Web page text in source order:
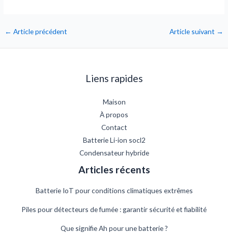
← Article précédent Article suivant →
Liens rapides
Maison
À propos
Contact
Batterie Li-ion socl2
Condensateur hybride
Articles récents
Batterie IoT pour conditions climatiques extrêmes
Piles pour détecteurs de fumée : garantir sécurité et fiabilité
Que signifie Ah pour une batterie ?